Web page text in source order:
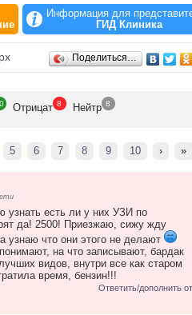
ультразвуковое
ультразвуковом
диагноз, а при
к
здоровья плода.
14 нед беременности, что
врачи относятся к
синдрома Дауна и пр.
21-24 нед. В эти сроки
развития. Далее УЗИ
может очень точно ценить
проведения
Информация для
ГИД Клиника
Поделиться…
Отрицат 8 Нейтр 8
5 6 7 8 9 10 › »
узнать есть ли у них УЗИ по
да! 2500! Приезжаю, сижу жду
узнаю что они этого не делают
на что записывают, бардак
видов, внутри все как старом
время, бензин!!!
Ответить/дополнить